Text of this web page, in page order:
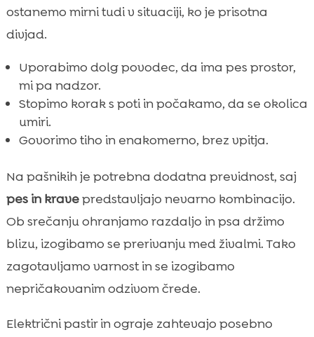
ostanemo mirni tudi v situaciji, ko je prisotna
divjad.
Uporabimo dolg povodec, da ima pes prostor,
mi pa nadzor.
Stopimo korak s poti in počakamo, da se okolica
umiri.
Govorimo tiho in enakomerno, brez vpitja.
Na pašnikih je potrebna dodatna previdnost, saj
pes in kravepredstavljajo nevarno kombinacijo.
Ob srečanju ohranjamo razdaljo in psa držimo
blizu, izogibamo se prerivanju med živalmi. Tako
zagotavljamo varnost in se izogibamo
nepričakovanim odzivom črede.
Električni pastir in ograje zahtevajo posebno